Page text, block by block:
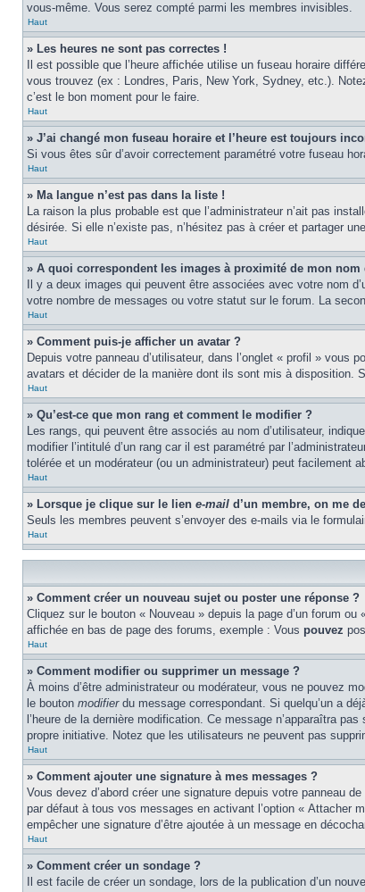
vous-même. Vous serez compté parmi les membres invisibles.
Haut
» Les heures ne sont pas correctes !
Il est possible que l’heure affichée utilise un fuseau horaire
vous trouvez (ex : Londres, Paris, New York, Sydney, etc.).
c’est le bon moment pour le faire.
Haut
» J’ai changé mon fuseau horaire et l’heure est toujours
Si vous êtes sûr d’avoir correctement paramétré votre fuseau
Haut
» Ma langue n’est pas dans la liste !
La raison la plus probable est que l’administrateur n’ait pas
désirée. Si elle n’existe pas, n’hésitez pas à créer et partager
Haut
» A quoi correspondent les images à proximité de mon nom
Il y a deux images qui peuvent être associées avec votre nom
votre nombre de messages ou votre statut sur le forum. La
Haut
» Comment puis-je afficher un avatar ?
Depuis votre panneau d’utilisateur, dans l’onglet « profil » vous
avatars et décider de la manière dont ils sont mis à disposition.
Haut
» Qu’est-ce que mon rang et comment le modifier ?
Les rangs, qui peuvent être associés au nom d’utilisateur,
modifier l’intitulé d’un rang car il est paramétré par
tolérée et un modérateur (ou un administrateur) peut facilement
Haut
» Lorsque je clique sur le lien e-mail d’un membre, on me
Seuls les membres peuvent s’envoyer des e-mails via le
Haut
» Comment créer un nouveau sujet ou poster une réponse ?
Cliquez sur le bouton « Nouveau » depuis la page d’un forum
affichée en bas de page des forums, exemple : Vous pouvez
Haut
» Comment modifier ou supprimer un message ?
À moins d’être administrateur ou modérateur, vous ne pouvez
le bouton modifierdu message correspondant. Si quelqu’un a
l’heure de la dernière modification. Ce message n’apparaîtra
propre initiative. Notez que les utilisateurs ne peuvent pas
Haut
» Comment ajouter une signature à mes messages ?
Vous devez d’abord créer une signature depuis votre panneau
par défaut à tous vos messages en activant l’option « Attacher
empêcher une signature d’être ajoutée à un message en
Haut
» Comment créer un sondage ?
Il est facile de créer un sondage, lors de la publication d’un